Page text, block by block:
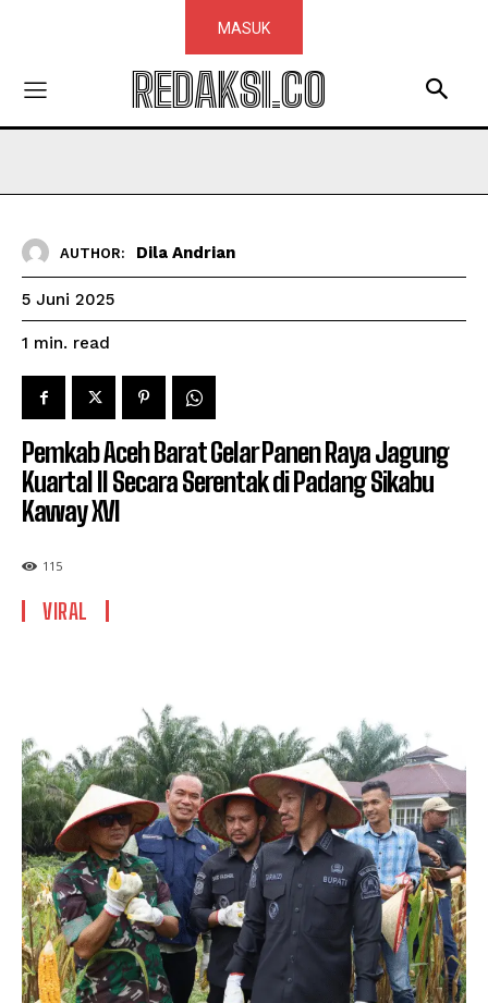
MASUK
REDAKSI.CO
AUTHOR: Dila Andrian
5 Juni 2025
1 min. read
Pemkab Aceh Barat Gelar Panen Raya Jagung
Kuartal II Secara Serentak di Padang Sikabu
Kaway XVI
115
VIRAL